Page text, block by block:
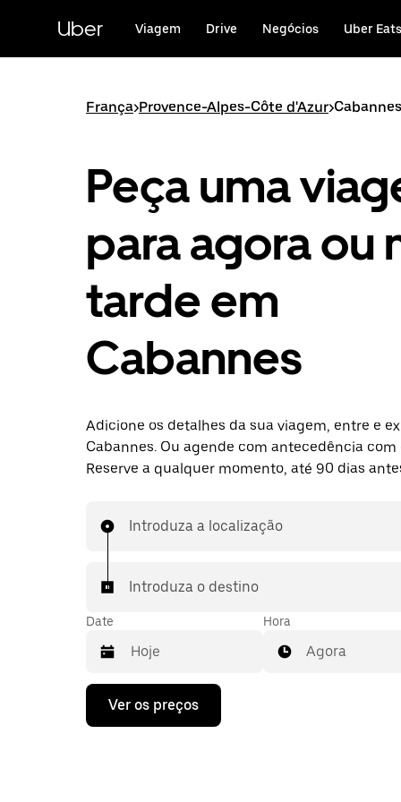
conteúdo
Uber Viagem Drive Negócios Uber Eats
França>Provence-Alpes-Côte d'Azur>Cabannes
Peça uma
para agora ou
tarde em
Cabannes
Adicione os detalhes da sua viagem, entre e
Cabannes. Ou agende com antecedência com
Reserve a qualquer momento, até 90 dias
Introduza a localização
Introduza o destino
Date
Prima
tecla
Hora
Agora
Ver os preços